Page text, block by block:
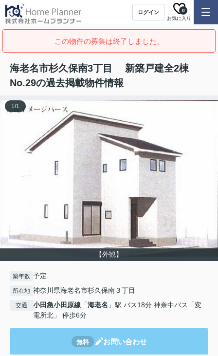
ログイン
お気に入り
0
この物件の募集は終了しました。
海老名市杉久保南3丁目 新築戸建全2棟
No.29の過去掲載物件情報
【外観】
1/1
築年数 予定
所在地 神奈川県海老名市杉久保南３丁目
交通 小田急小田原線 「海老名 」駅 バス18分 神奈中バス「変
電所北」 停歩6分
無料 お問い合わせ